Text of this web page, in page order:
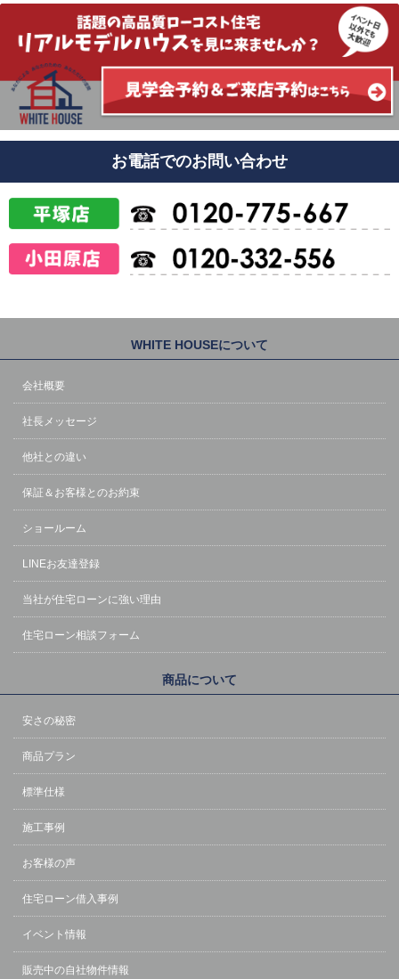
お電話でのお問い合わせ
WHITE HOUSEについて
会社概要
社長メッセージ
他社との違い
保証＆お客様とのお約束
ショールーム
LINEお友達登録
当社が住宅ローンに強い理由
住宅ローン相談フォーム
商品について
安さの秘密
商品プラン
標準仕様
施工事例
お客様の声
住宅ローン借入事例
イベント情報
販売中の自社物件情報